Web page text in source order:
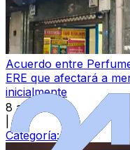
Acuerdo entre
ERE que afectará a
inicialmente
8 ago 2026
Categoría: